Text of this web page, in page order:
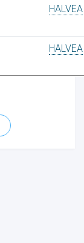
HALVEA
HALVEA